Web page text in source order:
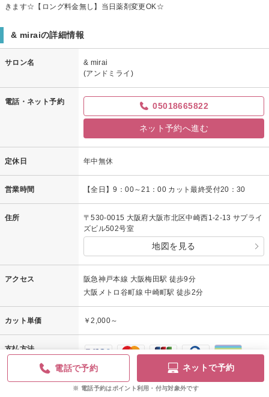
きます☆【ロング料金無し】当日薬剤変更OK☆
& miraiの詳細情報
サロン名
& mirai
(アンドミライ)
電話・ネット予約 05018665822
ネット予約へ進む
定休日 年中無休
営業時間 【全日】9：00～21：00 カット最終受付20：30
住所
〒530-0015 大阪府大阪市北区中崎西1-2-13 サプライ
ズビル502号室
地図を見る
アクセス
阪急神戸本線 大阪梅田駅 徒歩9分
大阪メトロ谷町線 中崎町駅 徒歩2分
カット単価 ￥2,000～
支払方法
電話で予約 ネットで予約
電話予約はポイント利用・付与対象外です